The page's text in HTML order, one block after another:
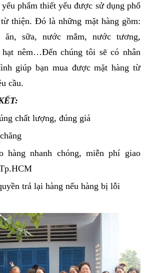
phẩm thiết yếu được sử dụng phổ
thiện. Đó là những mặt hàng gồm:
sữa, nước mắm, nước tương,
nêm…Đến chúng tôi sẽ có nhân
giúp bạn mua được mặt hàng từ
cầu.
chất lượng, đúng giá
hàng nhanh chóng, miễn phí giao
trả lại hàng nếu hàng bị lỗi